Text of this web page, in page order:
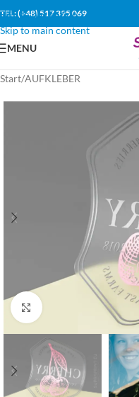
Skip to navigation
Skip to main content
TEL: (+48) 517 395 069
MENU
Start/AUFKLEBER
Click to enlarge